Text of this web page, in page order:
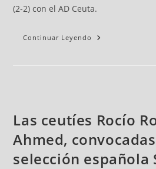
(2-2) con el AD Ceuta.
Continuar Leyendo
Las ceutíes Rocío
Ahmed,
selección española